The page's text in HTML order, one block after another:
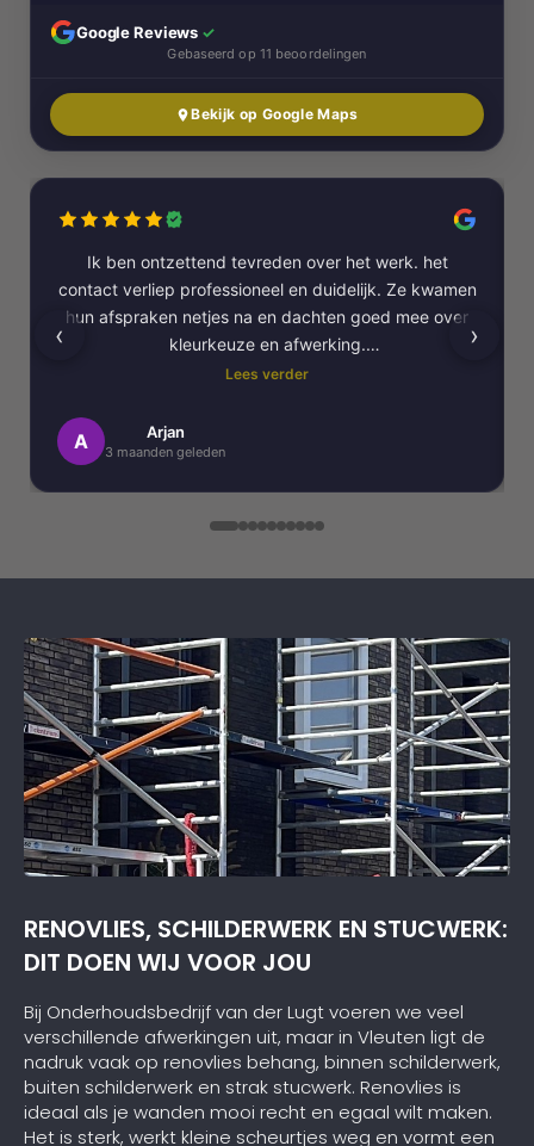
Google Reviews ✓
Gebaseerd op 11 beoordelingen
Bekijk op Google Maps
Ik ben ontzettend tevreden over het werk. het
contact verliep professioneel en duidelijk. Ze kwamen
hun afspraken netjes na en dachten goed mee over
kleurkeuze en afwerking.
uitgevoerd. Alles is strak afgewerkt en ze werkten
netjes en zorgvuldig, met oog voor detail. .
Lees verder
A Arjan
3 maanden geleden
‹ ›
RENOVLIES, SCHILDERWERK EN STUCWERK:
DIT DOEN WIJ VOOR JOU
Bij Onderhoudsbedrijf van der Lugt voeren we veel
verschillende afwerkingen uit, maar in Vleuten ligt de
nadruk vaak op renovlies behang, binnen schilderwerk,
buiten schilderwerk en strak stucwerk. Renovlies is
ideaal als je wanden mooi recht en egaal wilt maken.
Het is sterk, werkt kleine scheurtjes weg en vormt een